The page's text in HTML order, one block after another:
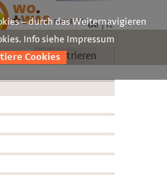
de it
Registrieren
– durch das Weiternavigieren
Info siehe Impressum
Cookies